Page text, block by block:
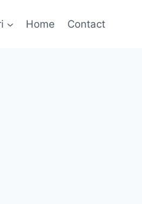
Home Contact